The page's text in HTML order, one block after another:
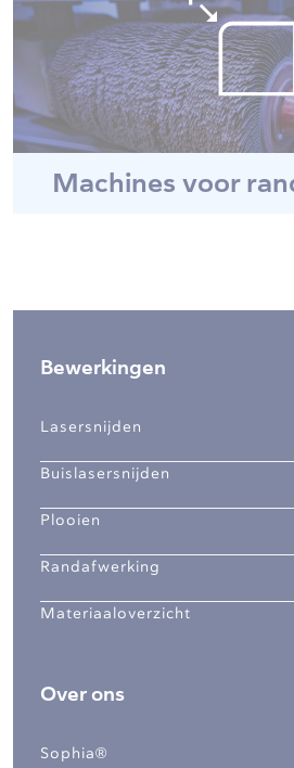
Machines voor
Bewerkingen
Lasersnijden
Buislasersnijden
Plooien
Randafwerking
Materiaaloverzicht
Over ons
Sophia®